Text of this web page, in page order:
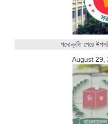
পদোন্নতি পেয়ে
August 29,